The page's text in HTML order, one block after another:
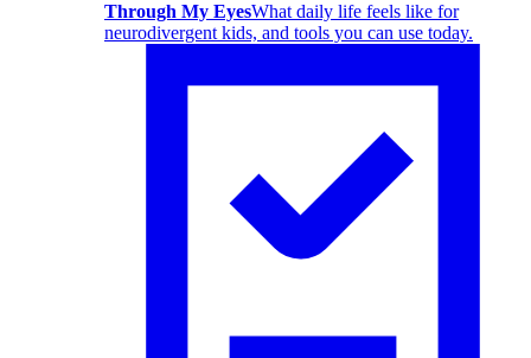
Through My EyesWhat daily life feels like for
neurodivergent kids, and tools you can use today.